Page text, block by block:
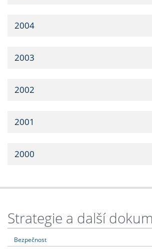
2004
2003
2002
2001
2000
Strategie a další
Bezpečnost